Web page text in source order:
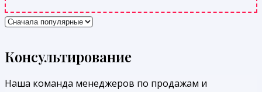
Консультирование
Наша команда менеджеров по продажам и